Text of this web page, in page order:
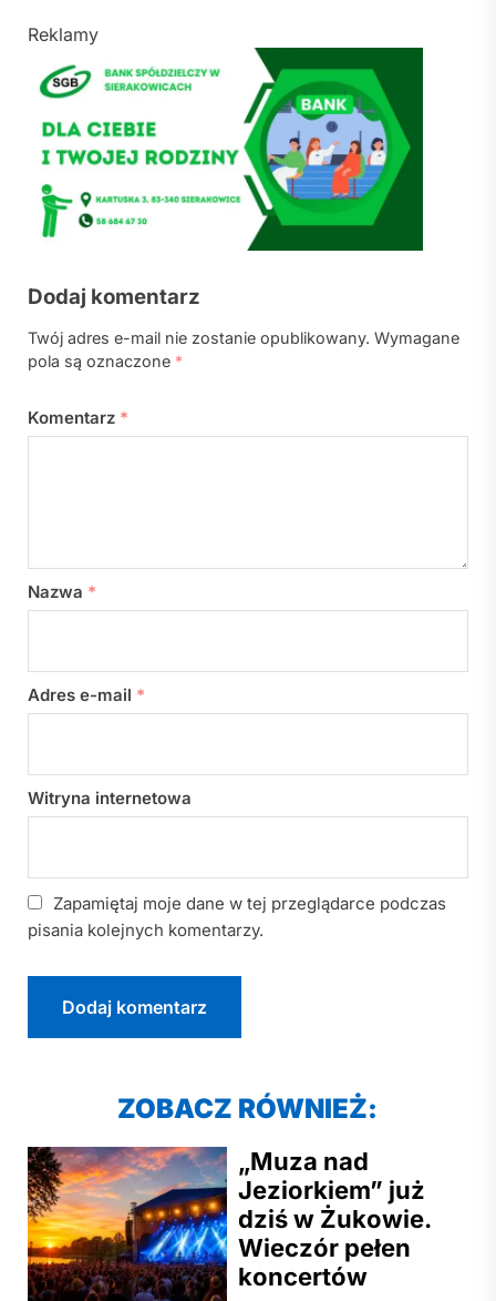
Reklamy
Dodaj komentarz
Twój adres e-mail nie zostanie opublikowany. Wymagane
pola są oznaczone *
Komentarz *
Nazwa *
Adres e-mail *
Witryna internetowa
Zapamiętaj moje dane w tej przeglądarce podczas
pisania kolejnych komentarzy.
ZOBACZ RÓWNIEŻ:
„Muza nad
Jeziorkiem” już
dziś w Żukowie.
Wieczór pełen
koncertów